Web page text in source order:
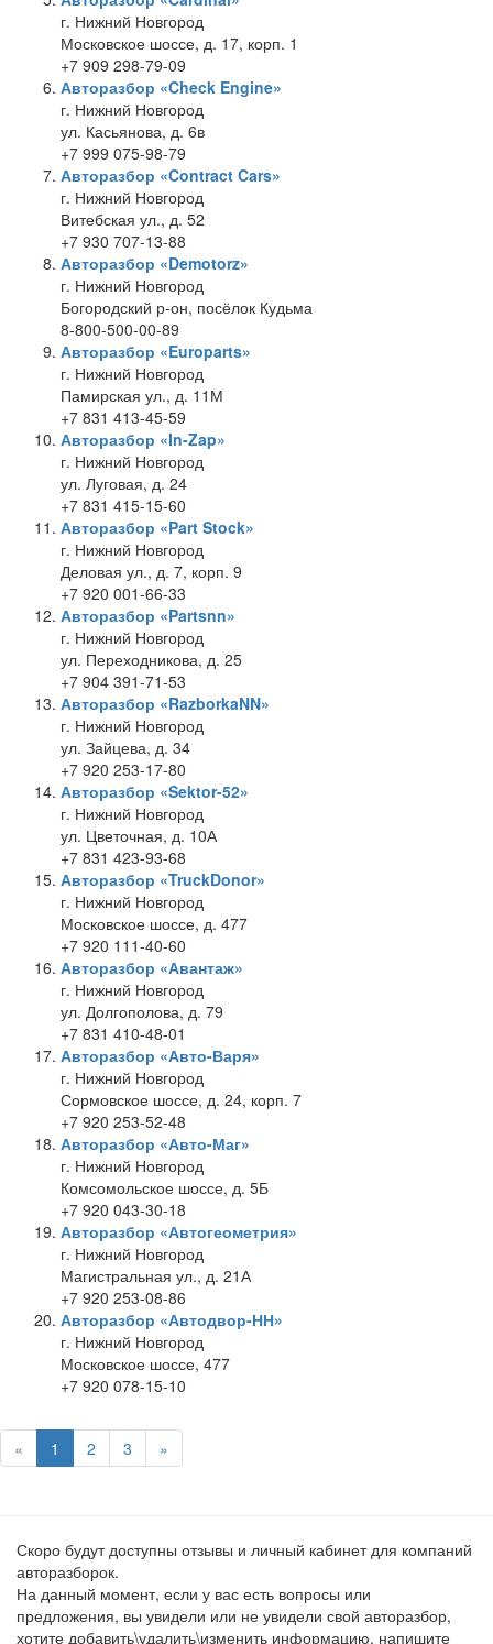
г. Нижний Новгород
Московское шоссе, д. 17, корп. 1
+7 909 298-79-09
Авторазбор «Check Engine»
г. Нижний Новгород
ул. Касьянова, д. 6в
+7 999 075-98-79
Авторазбор «Contract Cars»
г. Нижний Новгород
Витебская ул., д. 52
+7 930 707-13-88
Авторазбор «Demotorz»
г. Нижний Новгород
Богородский р-он, посёлок Кудьма
8-800-500-00-89
Авторазбор «Europarts»
г. Нижний Новгород
Памирская ул., д. 11М
+7 831 413-45-59
Авторазбор «In-Zap»
г. Нижний Новгород
ул. Луговая, д. 24
+7 831 415-15-60
Авторазбор «Part Stock»
г. Нижний Новгород
Деловая ул., д. 7, корп. 9
+7 920 001-66-33
Авторазбор «Partsnn»
г. Нижний Новгород
ул. Переходникова, д. 25
+7 904 391-71-53
Авторазбор «RazborkaNN»
г. Нижний Новгород
ул. Зайцева, д. 34
+7 920 253-17-80
Авторазбор «Sektor-52»
г. Нижний Новгород
ул. Цветочная, д. 10А
+7 831 423-93-68
Авторазбор «TruckDonor»
г. Нижний Новгород
Московское шоссе, д. 477
+7 920 111-40-60
Авторазбор «Авантаж»
г. Нижний Новгород
ул. Долгополова, д. 79
+7 831 410-48-01
Авторазбор «Авто-Варя»
г. Нижний Новгород
Сормовское шоссе, д. 24, корп. 7
+7 920 253-52-48
Авторазбор «Авто-Маг»
г. Нижний Новгород
Комсомольское шоссе, д. 5Б
+7 920 043-30-18
Авторазбор «Автогеометрия»
г. Нижний Новгород
Магистральная ул., д. 21А
+7 920 253-08-86
Авторазбор «Автодвор-НН»
г. Нижний Новгород
Московское шоссе, 477
+7 920 078-15-10
« 1 2 3 »
Скоро будут доступны отзывы и личный кабинет для компаний
авторазборок.
На данный момент, если у вас есть вопросы или
предложения, вы увидели или не увидели свой авторазбор,
хотите добавить\удалить\изменить информацию, напишите